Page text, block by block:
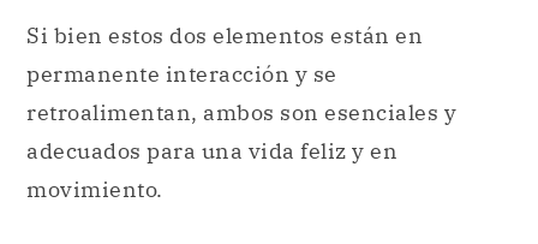
Si bien estos dos elementos están en
permanente interacción y se
retroalimentan, ambos son esenciales y
adecuados para una vida feliz y en
movimiento.